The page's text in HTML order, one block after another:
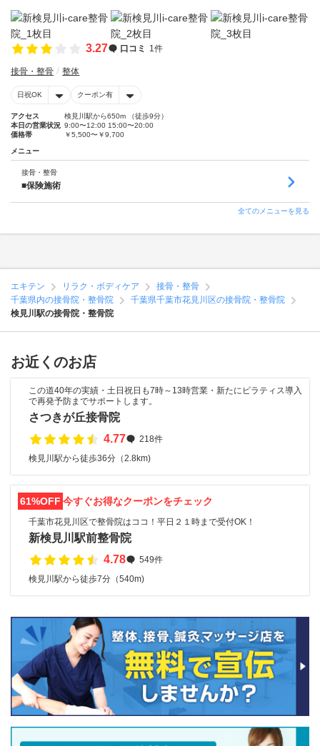
3.27 口コミ 1件
接骨・整骨 整体
日祝OK クーポン有
アクセス
検見川駅から650m （徒歩9分）
本日の営業状況 9:00〜12:00 15:00〜20:00
価格帯
￥5,500〜￥9,700
メニュー
接骨・整骨
■保険施術
全てのメニューを見る
エキテン リラク・ボディケア
接骨・整骨
千葉県内の接骨院・整骨院
千葉県千葉市花見川区の接骨院・整骨院
検見川駅の接骨院・整骨院
お近くのお店
この道40年の実績・土日祝日も7時～13時営業・新たにピラティス導入
で再発予防までサポートします。
さつきが丘接骨院
4.77
218件
検見川駅から徒歩36分（2.8km)
61%OFF 今すぐお得なクーポンをチェック
千葉市花見川区で整骨院はココ！平日２１時まで受付OK！
新検見川駅前整骨院
4.78
549件
検見川駅から徒歩7分（540m)